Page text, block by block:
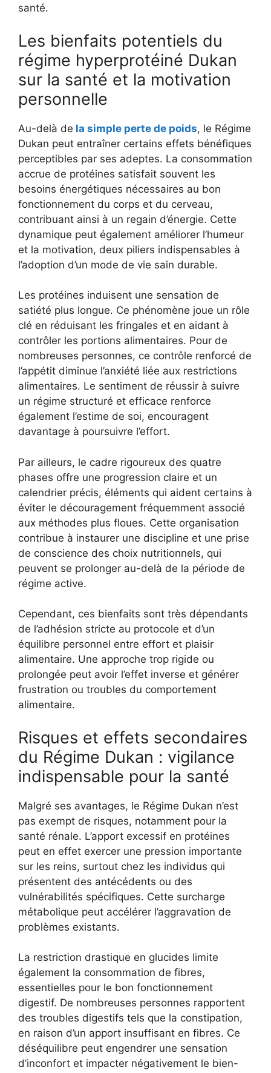
santé.
Les bienfaits potentiels du
régime hyperprotéiné Dukan
sur la santé et la motivation
personnelle
Au-delà de la simple perte de poids, le Régime
Dukan peut entraîner certains effets bénéfiques
perceptibles par ses adeptes. La consommation
accrue de protéines satisfait souvent les
besoins énergétiques nécessaires au bon
fonctionnement du corps et du cerveau,
contribuant ainsi à un regain d’énergie. Cette
dynamique peut également améliorer l’humeur
et la motivation, deux piliers indispensables à
l’adoption d’un mode de vie sain durable.
Les protéines induisent une sensation de
satiété plus longue. Ce phénomène joue un rôle
clé en réduisant les fringales et en aidant à
contrôler les portions alimentaires. Pour de
nombreuses personnes, ce contrôle renforcé de
l’appétit diminue l’anxiété liée aux restrictions
alimentaires. Le sentiment de réussir à suivre
un régime structuré et efficace renforce
également l’estime de soi, encouragent
davantage à poursuivre l’effort.
Par ailleurs, le cadre rigoureux des quatre
phases offre une progression claire et un
calendrier précis, éléments qui aident certains à
éviter le découragement fréquemment associé
aux méthodes plus floues. Cette organisation
contribue à instaurer une discipline et une prise
de conscience des choix nutritionnels, qui
peuvent se prolonger au-delà de la période de
régime active.
Cependant, ces bienfaits sont très dépendants
de l’adhésion stricte au protocole et d’un
équilibre personnel entre effort et plaisir
alimentaire. Une approche trop rigide ou
prolongée peut avoir l’effet inverse et générer
frustration ou troubles du comportement
alimentaire.
Risques et effets secondaires
du Régime Dukan : vigilance
indispensable pour la santé
Malgré ses avantages, le Régime Dukan n’est
pas exempt de risques, notamment pour la
santé rénale. L’apport excessif en protéines
peut en effet exercer une pression importante
sur les reins, surtout chez les individus qui
présentent des antécédents ou des
vulnérabilités spécifiques. Cette surcharge
métabolique peut accélérer l’aggravation de
problèmes existants.
La restriction drastique en glucides limite
également la consommation de fibres,
essentielles pour le bon fonctionnement
digestif. De nombreuses personnes rapportent
des troubles digestifs tels que la constipation,
en raison d’un apport insuffisant en fibres. Ce
déséquilibre peut engendrer une sensation
d’inconfort et impacter négativement le bien-